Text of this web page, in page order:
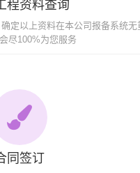
程资料查询
定以上资料在本公司报备系统无
尽100%为您服务
同签订